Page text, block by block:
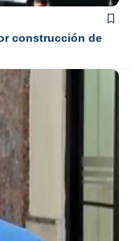
construcción de